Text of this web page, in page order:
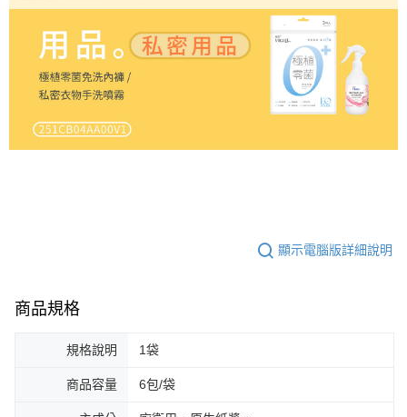
顯示電腦版詳細說明
商品規格
規格說明 1袋
商品容量 6包/袋